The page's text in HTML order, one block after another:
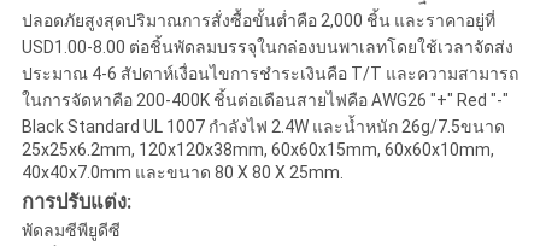
ปลอดภัยสูงสุดปริมาณการสั่งซื้อขั้นต่ำคือ 2,000 ชิ้น และราคาอยู่ที่
USD1.00-8.00 ต่อชิ้นพัดลมบรรจุในกล่องบนพาเลทโดยใช้เวลาจัดส่ง
ประมาณ 4-6 สัปดาห์เงื่อนไขการชำระเงินคือ T/T และความสามารถ
ในการจัดหาคือ 200-400K ชิ้นต่อเดือนสายไฟคือ AWG26 "+" Red "-"
Black Standard UL 1007 กำลังไฟ 2.4W และน้ำหนัก 26g/7.5ขนาด
25x25x6.2mm, 120x120x38mm, 60x60x15mm, 60x60x10mm,
40x40x7.0mm และขนาด 80 X 80 X 25mm.
การปรับแต่ง:
พัดลมซีพียูดีซี